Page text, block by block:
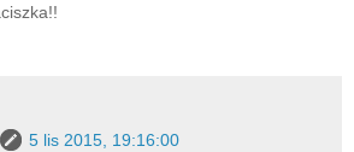
5 lis 2015, 19:16:00